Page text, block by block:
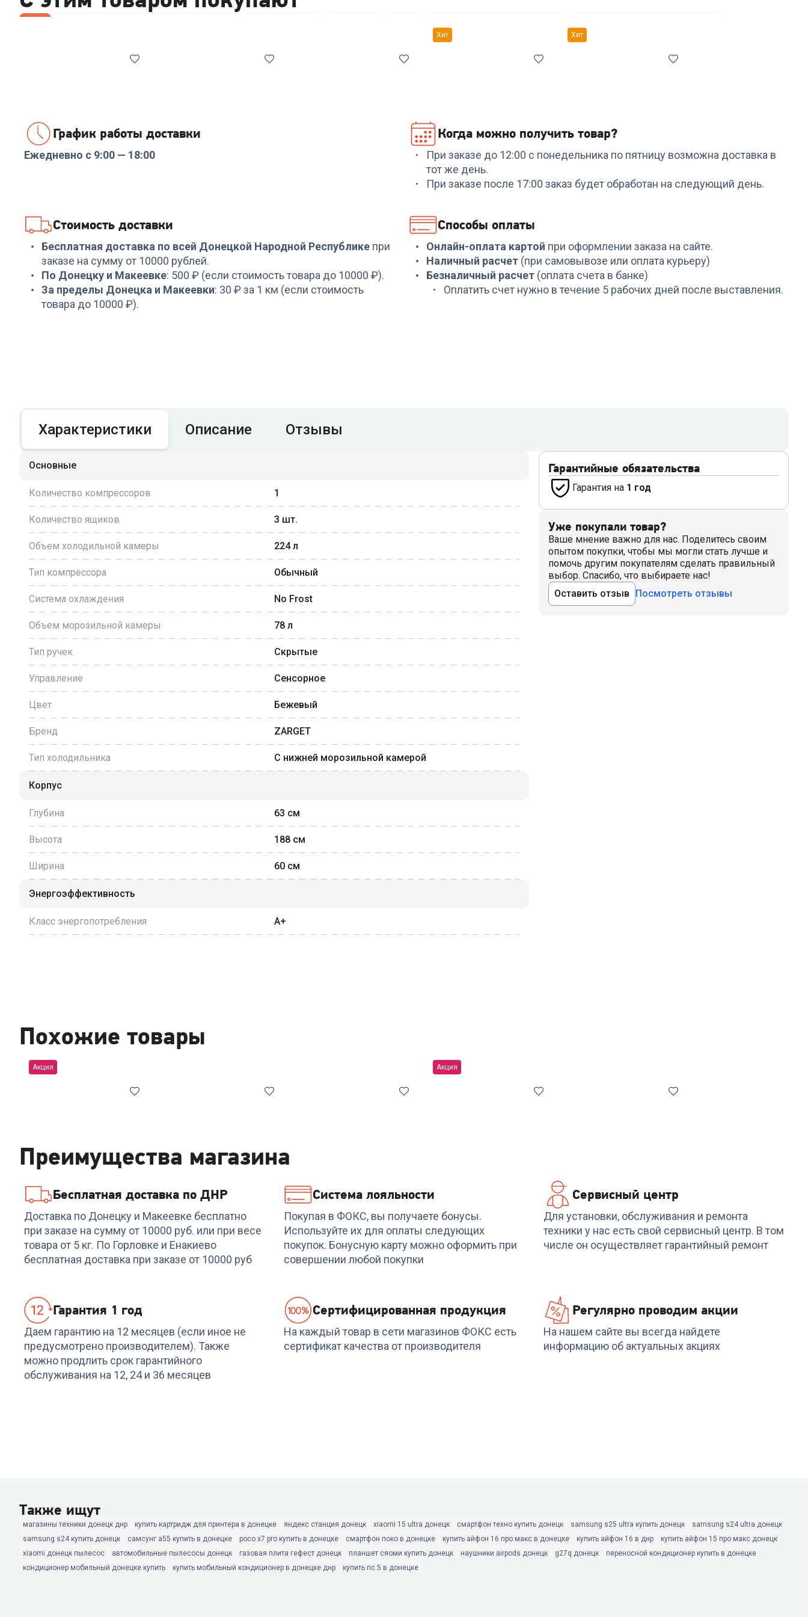
Код:00-00014086
1 599 15 999 2 999₽
Хит
Код:00-00014294
Набор посуды
RONDELL RDS-1291
18 999
Хит
Код:6878983
Кастрюля RONDELL RD-
1591 с/кр 18 см 2,0 л
2 999
Код: 6503465
Набор ножей
RD-1130 Urban
График работы доставки
Ежедневно с 9:00 — 18:00
Когда можно получить товар?
При заказе до 12:00 с понедельника по пятницу возможна доставка в
тот же день.
При заказе после 17:00 заказ будет обработан на следующий день.
Стоимость доставки
Бесплатная доставка по всей Донецкой Народной Республике при
заказе на сумму от 10000 рублей.
По Донецку и Макеевке: 500 ₽ (если стоимость товара до 10000 ₽).
За пределы Донецка и Макеевки: 30 ₽ за 1 км (если стоимость
товара до 10000 ₽).
Способы оплаты
Онлайн-оплата картой при оформлении заказа на сайте.
Наличный расчет (при самовывозе или оплата курьеру)
Безналичный расчет (оплата счета в банке)
Оплатить счет нужно в течение 5 рабочих дней после выставления.
Характеристики Описание Отзывы
Основные
Количество компрессоров 1
Количество ящиков 3 шт.
Объем холодильной камеры 224 л
Тип компрессора Обычный
Система охлаждения No Frost
Объем морозильной камеры 78 л
Тип ручек Скрытые
Управление Сенсорное
Цвет Бежевый
Бренд ZARGET
Тип холодильника С нижней морозильной камерой
Корпус
Глубина 63 см
Высота 188 см
Ширина 60 см
Энергоэффективность
Класс энергопотребления A+
Гарантийные обязательства
Гарантия на 1 год
Уже покупали товар?
Ваше мнение важно для нас. Поделитесь своим
опытом покупки, чтобы мы могли стать лучше и
помочь другим покупателям сделать правильный
выбор. Спасибо, что выбираете нас!
Оставить отзыв
Посмотреть отзывы
Похожие товары
Акция
4.3(3) Код:00-00014391
Холодильник
WESTBURG RINF-C420
inox
49 999₽ 7499 ₽
₽
4.5(4) Код:
Холодильник LG GA-
B419SWJL
+1 496бонусов
4.3(3) Код:00-00014247
Холодильник HAIER
CEF536CWG
45 499₽
Акция
Холодильник SHIVAKI
SHIV455NODD white
47 999₽ -2399 ₽
Код: 00-00014945
Холодильник HAIER
CBF530AWG
XM-6023-031
+1 349бонусов
Преимущества магазина
Бесплатная доставка по ДНР
Доставка по Донецку и Макеевке бесплатно
при заказе на сумму от 10000 руб. или при весе
товара от 5 кг. По Горловке и Енакиево
бесплатная доставка при заказе от 10000 руб
Система лояльности
Покупая в ФОКС, вы получаете бонусы.
Используйте их для оплаты следующих
покупок. Бонусную карту можно оформить при
совершении любой покупки
Сервисный центр
Для установки, обслуживания и ремонта
техники у нас есть свой сервисный центр. В том
числе он осуществляет гарантийный ремонт
Гарантия 1 год
Даем гарантию на 12 месяцев (если иное не
предусмотрено производителем). Также
можно продлить срок гарантийного
обслуживания на 12, 24 и 36 месяцев
Cертифицированная продукция
На каждый товар в сети магазинов ФОКС есть
сертификат качества от производителя
Регулярно проводим акции
На нашем сайте вы всегда найдете
информацию об актуальных акциях
Также ищут
магазины техники донецк днр купить картридж для принтера в донецке яндекс станция донецк xiaomi 15 ultra донецк смартфон техно купить донецк samsung s25 ultra купить донецк
samsung s24 ultra донецк
samsung s24 купить донецк
самсунг а55 купить в донецке poco x7 pro купить в донецке смартфон поко в донецке купить айфон 16 про макс в донецке купить айфон 16 в днр
купить айфон 15 про макс донецк
xiaomi донецк пылесос
автомобильные пылесосы донецк газовая плита гефест донецк планшет сяоми купить донецк наушники airpods донецк g27q донецк
переносной кондиционер купить в донецке
кондиционер мобильный донецке купить
купить мобильный кондиционер в донецке днр купить пс 5 в донецке